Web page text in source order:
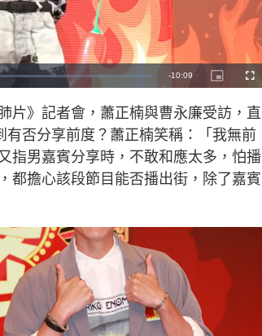
R
T
-10:09
P
i
u
r
e
-
c
F
u
s
c
r
e
e
n
片》記者會，蕭正楠與曹永廉受訪，直
否分享前度？蕭正楠笑稱：「我無前
指男嘉賓分享時，不敢和應太多，怕播
都擔心該段節目能否播出街，除了嘉賓